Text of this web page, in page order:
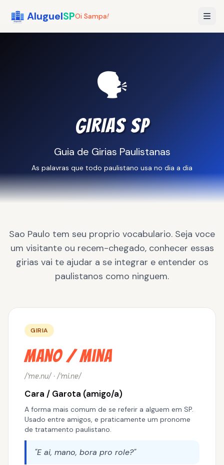
AluguelSPOi Sampa!
🗣️
GIRIAS SP
Guia de Girias Paulistanas
As palavras que todo paulistano usa no dia a dia
Sao Paulo tem seu proprio vocabulario. Seja voce
um visitante ou recem-chegado, conhecer essas
girias vai te ajudar a se integrar e entender os
paulistanos como ninguem.
GIRIA
Mano / Mina
/ˈmɐ.nu/ · /ˈmi.nɐ/
Cara / Garota (amigo/a)
A forma mais comum de se referir a alguem em SP.
Usado entre amigos, e praticamente um pronome
de tratamento paulistano.
"E ai, mano, bora pro role?"